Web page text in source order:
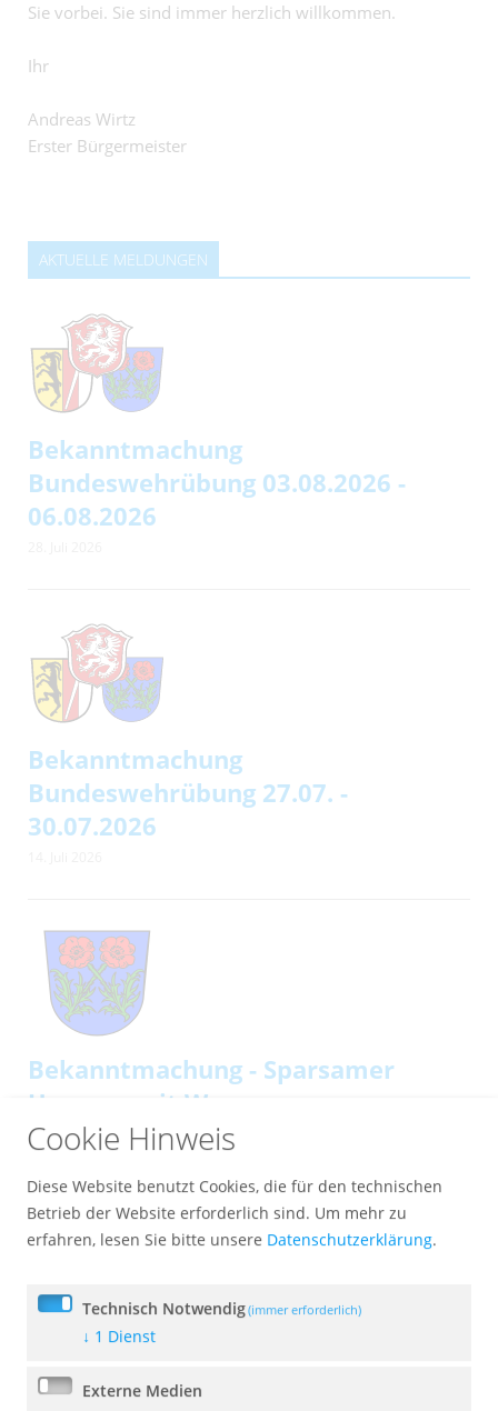
Sie vorbei. Sie sind immer herzlich willkommen.
Ihr
Andreas Wirtz
Erster Bürgermeister
AKTUELLE MELDUNGEN
Bekanntmachung
Bundeswehrübung 03.08.2026 -
06.08.2026
Bekanntmachung
Bundeswehrübung 27.07. -
30.07.2026
Bekanntmachung - Sparsamer
Umgang mit Wasser
14. Juli 2026
Bekanntmachung der
Bodenrichtwerte
Cookie Hinweis
Diese Website benutzt Cookies, die für den technischen
Betrieb der Website erforderlich sind. Um mehr zu
erfahren, lesen Sie bitte unsere Datenschutzerklärung.
Technisch Notwendig(immer erforderlich)
↓ 1 Dienst
Externe Medien